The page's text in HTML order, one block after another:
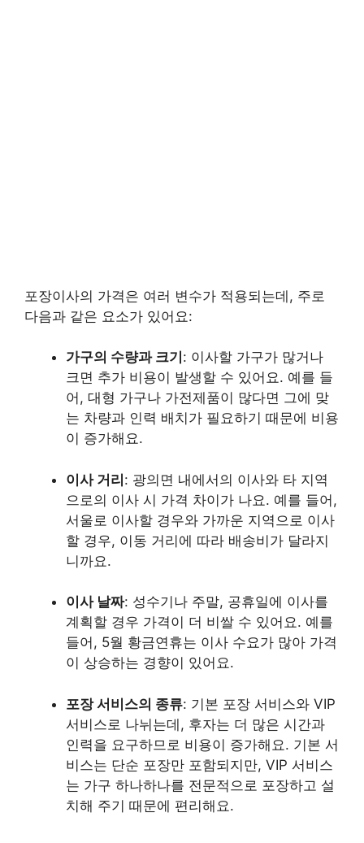
포장이사의 가격은 여러 변수가 적용되는데, 주로
다음과 같은 요소가 있어요:
가구의 수량과 크기 : 이사할 가구가 많거나
크면 추가 비용이 발생할 수 있어요. 예를 들
어, 대형 가구나 가전제품이 많다면 그에 맞
는 차량과 인력 배치가 필요하기 때문에 비용
이 증가해요.
이사 거리: 광의면 내에서의 이사와 타 지역
으로의 이사 시 가격 차이가 나요. 예를 들어,
서울로 이사할 경우와 가까운 지역으로 이사
할 경우, 이동 거리에 따라 배송비가 달라지
니까요.
이사 날짜: 성수기나 주말, 공휴일에 이사를
계획할 경우 가격이 더 비쌀 수 있어요. 예를
들어, 5월 황금연휴는 이사 수요가 많아 가격
이 상승하는 경향이 있어요.
포장 서비스의 종류: 기본 포장 서비스와 VIP
서비스로 나뉘는데, 후자는 더 많은 시간과
인력을 요구하므로 비용이 증가해요. 기본 서
비스는 단순 포장만 포함되지만, VIP 서비스
는 가구 하나하나를 전문적으로 포장하고 설
치해 주기 때문에 편리해요.